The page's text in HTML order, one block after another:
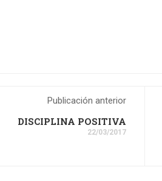
Publicación anterior
DISCIPLINA POSITIVA
22/03/2017